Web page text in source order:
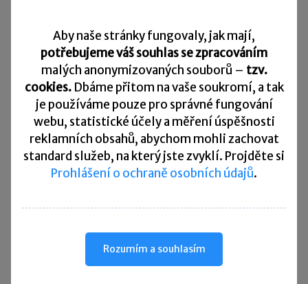
zaměstnance.
Článek byl připravený ve spolupráci sadvokátní
kanceláří Mgr. Eva Decroix
Sdílet:
Aby naše stránky fungovaly, jak mají,
potřebujeme váš souhlas se zpracováním
malých anonymizovaných souborů – tzv.
cookies. Dbáme přitom na vaše soukromí, a tak
je používáme pouze pro správné fungování
webu, statistické účely a měření úspěšnosti
reklamních obsahů, abychom mohli zachovat
standard služeb, na který jste zvyklí. Projděte si
Prohlášení o ochraně osobních údajů.
Rozumím a souhlasím